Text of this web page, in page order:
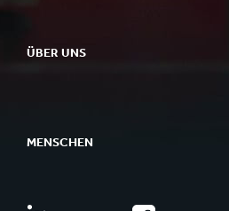
ÜBER UNS
MENSCHEN